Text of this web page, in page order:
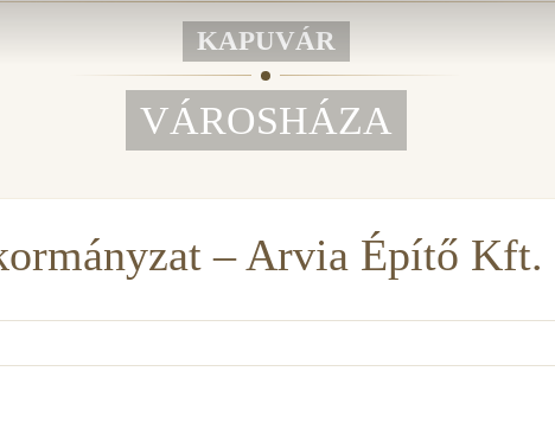
KAPUVÁR
VÁROSHÁZA
– Arvia Építő Kft.